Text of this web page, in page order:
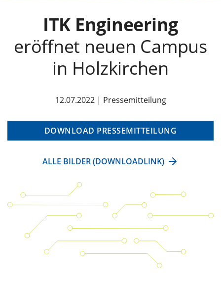
ITK Engineering
eröffnet neuen Campus
in Holzkirchen
12.07.2022 | Pressemitteilung
DOWNLOAD PRESSEMITTEILUNG
ALLE BILDER (DOWNLOADLINK)